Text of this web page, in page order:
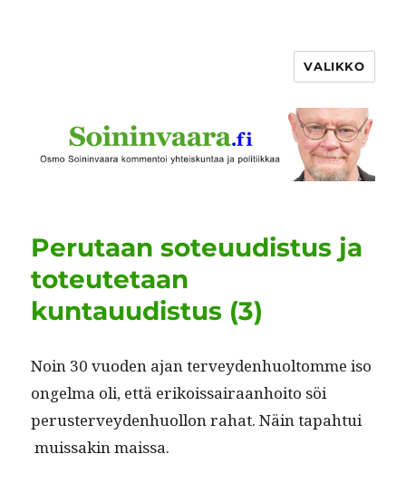
VALIKKO
Perutaan soteuudistus ja
toteutetaan
kuntauudistus (3)
Noin 30 vuo­den ajan ter­vey­den­huoltomme iso
ongel­ma oli, että erikois­sairaan­hoito söi
peruster­vey­den­huol­lon rahat. Näin tapah­tui
muis­sakin maissa.